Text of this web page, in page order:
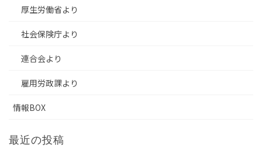
厚生労働省より
社会保険庁より
連合会より
雇用労政課より
情報BOX
最近の投稿